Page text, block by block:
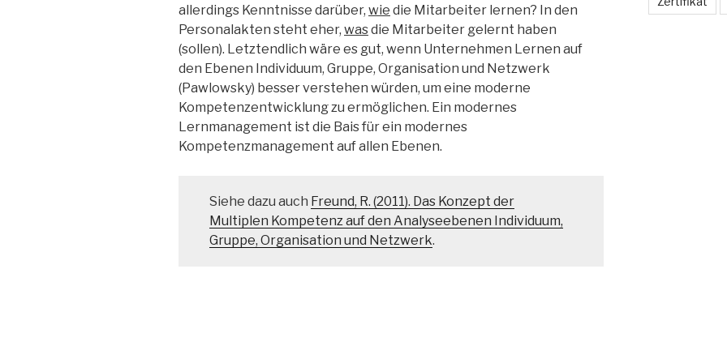
allerdings Kenntnisse darüber, wie die Mitarbeiter lernen? In den
Personalakten steht eher, wasdie Mitarbeiter gelernt haben
(sollen). Letztendlich wäre es gut, wenn Unternehmen Lernen auf
den Ebenen Individuum, Gruppe, Organisation und Netzwerk
(Pawlowsky) besser verstehen würden, um eine moderne
Kompetenzentwicklung zu ermöglichen. Ein modernes
Lernmanagement ist die Bais für ein modernes
Kompetenzmanagement auf allen Ebenen.
Siehe dazu auch Freund, R. (2011). Das Konzept der
Multiplen Kompetenz auf den Analyseebenen Individuum,
Gruppe, Organisation und Netzwerk.